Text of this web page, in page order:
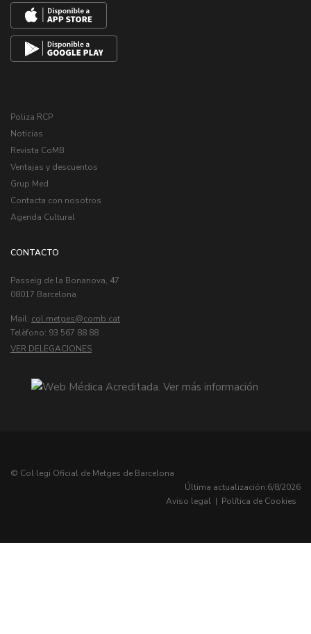
Poliza RCP
Noticias
Revista CoMB
Ventajas y descuentos
Grup Med
Contacta con nosotros
Agenda Cultural
CONTACTO
Passeig de la Bonanova, 47
08017 Barcelona
Mail: col.metges
Telèfono: 93 567 88 88
VER DELEGACIONES
© Col·legi Oficial de Metges de Barcelona
Última actualización:6/8/2026
Aviso legal | Política de Cookies